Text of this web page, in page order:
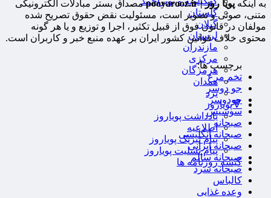
گلستان
گیلان
لرستان
مازندران
مرکزی
هرمزگان
همدان
یزد
🔻پویاروز
یادداشت پویاروز
اطلاعیه
پیام تبریک پویاروز
پیام تسلیت پویاروز
گیشه روزنامه ها
به اینکه پویا روز | pooyarooz.ir
مصداق بستر مبادلات الکترونیکی
متنی، صوتی و تصویر است، مسئولیت نقض حقوق تصریح شده
مولفان در قانون فوق از قبیل تکثیر، اجرا و توزیع و یا هر گونه
محتوی خلاف قوانین کشور ایران بر عهده منبع خبر و کاربران است.
برچسب ها:
تخم مرغ
جو دوسر
جودوسر
سوسیس
صبحانه
صبحانه انگلیسی
صبحانه ایرانی
صبحانه سالم
صبحانه سرد
کالباس
وعده غذایی